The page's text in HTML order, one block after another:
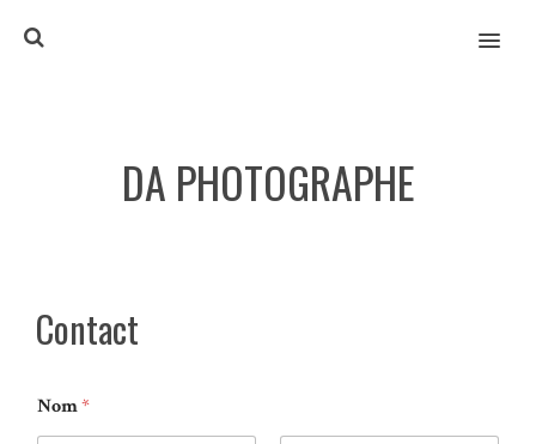
MENU
DA PHOTOGRAPHE
Contact
Nom*